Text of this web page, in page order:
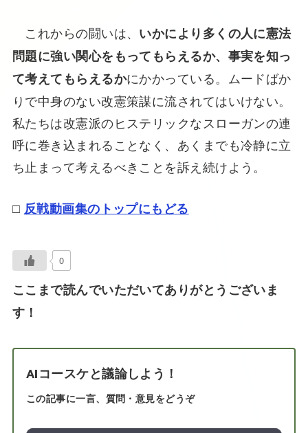
これからの闘いは、 いかにより多くの人に憲法
問題に強い関心をもってもらえるか、事実を知っ
て考えてもらえるかにかかっている。ムードばか
りで中身のない改憲策謀に流されてはいけない。
私たちは改憲派のヒステリックなスローガンの連
呼に巻き込まれることなく、あくまでも冷静に立
ち止まって考えるべきことを訴え続けよう。
□ 反戦動画集のトップにもどる
0
ここまで読んでいただいてありがとうございま
す！
AIコースケと議論しよう！
この記事に一言、質問・意見をどうぞ